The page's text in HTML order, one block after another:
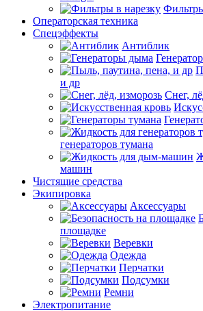
Операторская техника
Спецэффекты
Антиблик
и др
Снег,
генераторов тумана
машин
Чистящие средства
Экипировка
Аксессуары
площадке
Веревки
Одежда
Перчатки
Подсумки
Ремни
Электропитание